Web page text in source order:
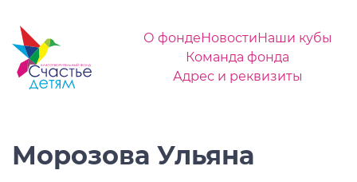
О фондеНовостиНаши кубы
Команда фонда
Адрес и реквизиты
Морозова Ульяна